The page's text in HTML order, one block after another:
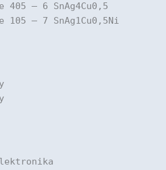
405 – 6 SnAg4Cu0,5
105 – 7 SnAg1Cu0,5Ni